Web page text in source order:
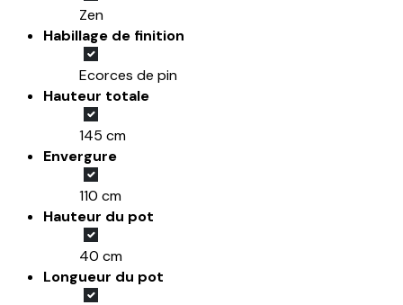
Zen
Habillage de finition
Ecorces de pin
Hauteur totale
145 cm
Envergure
110 cm
Hauteur du pot
40 cm
Longueur du pot